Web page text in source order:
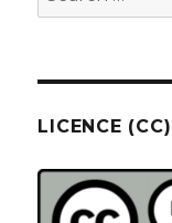
for:
LICENCE (CC)